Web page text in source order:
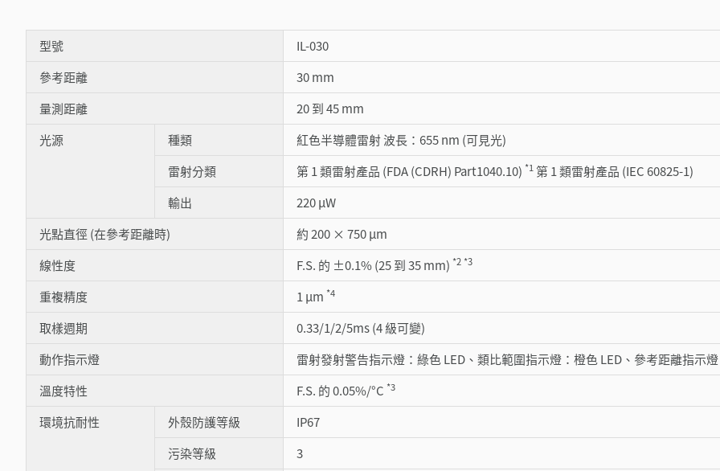
型號
IL-030
參考距離
30 mm
量測距離
20 到 45 mm
光源
種類
紅色半導體雷射 波長：655 nm (可見光)
雷射分類
第 1 類雷射產品 (FDA (CDRH) Part1040.10) *1 第 1 類雷射產品 (IEC 60825-1)
輸出
220 µW
光點直徑 (在參考距離時)
約 200 × 750 μm
線性度
F.S. 的 ±0.1% (25 到 35 mm) *2 *3
重複精度 1 μm *4
取樣週期
0.33/1/2/5ms (4 級可變)
動作指示燈
雷射發射警告指示燈：綠色 LED、類比範圍指示燈：橙色 LED、參考距離指示
溫度特性
F.S. 的 0.05%/°C *3
環境抗耐性 外殼防護等級
IP67
污染等級
3